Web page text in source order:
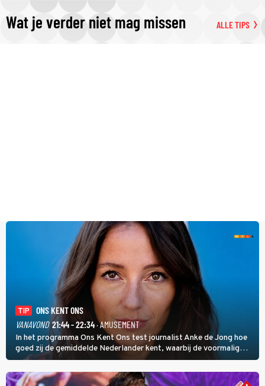
Wat je verder niet mag missen ALLE TIPS
TIP
ONS KENT ONS
VANAVOND 21:44 - 22:34· AMUSEMENT
In het programma Ons Kent Ons test journalist Anke de Jong hoe
goed zij de gemiddelde Nederlander kent, waarbij de voormalig
hoofdredacteur van modebladen Glamour en Elle het samen met
rapper Keizer opneemt tegen Edson da Graça en Marc-Marie
Huijbregts.